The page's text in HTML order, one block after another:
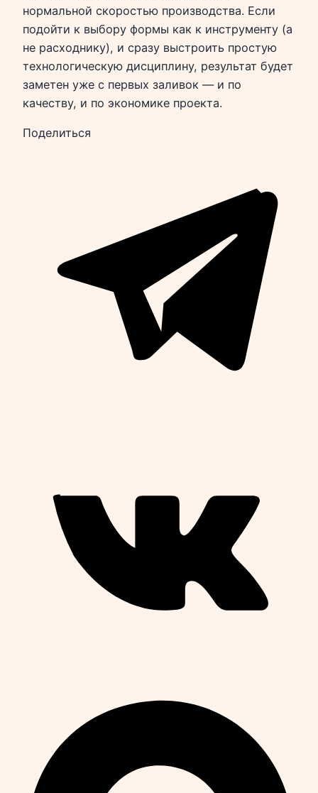
нормальной скоростью производства. Если
подойти к выбору формы как к инструменту (а
не расходнику), и сразу выстроить простую
технологическую дисциплину, результат будет
заметен уже с первых заливок — и по
качеству, и по экономике проекта.
Поделиться